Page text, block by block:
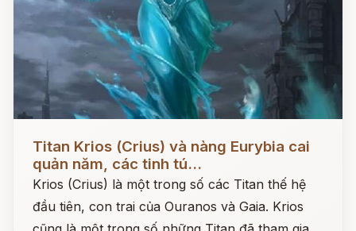
Titan Krios (Crius) và nàng Eurybia cai
quản năm, các tinh tú...
Krios (Crius) là một trong số các Titan thế hệ
đầu tiên, con trai của Ouranos và Gaia. Krios